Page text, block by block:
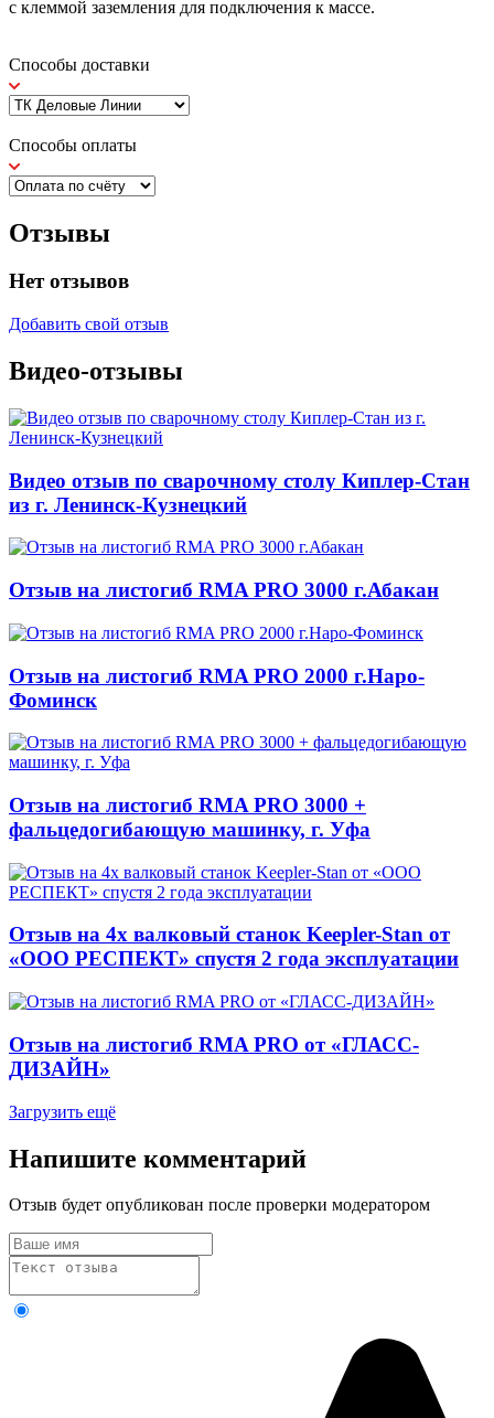
с клеммой заземления для подключения к массе.
Способы доставки
Способы оплаты
Отзывы
Нет отзывов
Добавить свой отзыв
Видео-отзывы
Видео отзыв по сварочному столу Киплер-Стан
из г. Ленинск-Кузнецкий
Отзыв на листогиб RMA PRO 3000 г.Абакан
Отзыв на листогиб RMA PRO 2000 г.Наро-
Фоминск
Отзыв на листогиб RMA PRO 3000 +
фальцедогибающую машинку, г. Уфа
Отзыв на 4х валковый станок Keepler-Stan от
«ООО РЕСПЕКТ» спустя 2 года эксплуатации
Отзыв на листогиб RMA PRO от «ГЛАСС-
ДИЗАЙН»
Загрузить ещё
Напишите комментарий
Отзыв будет опубликован после проверки модератором